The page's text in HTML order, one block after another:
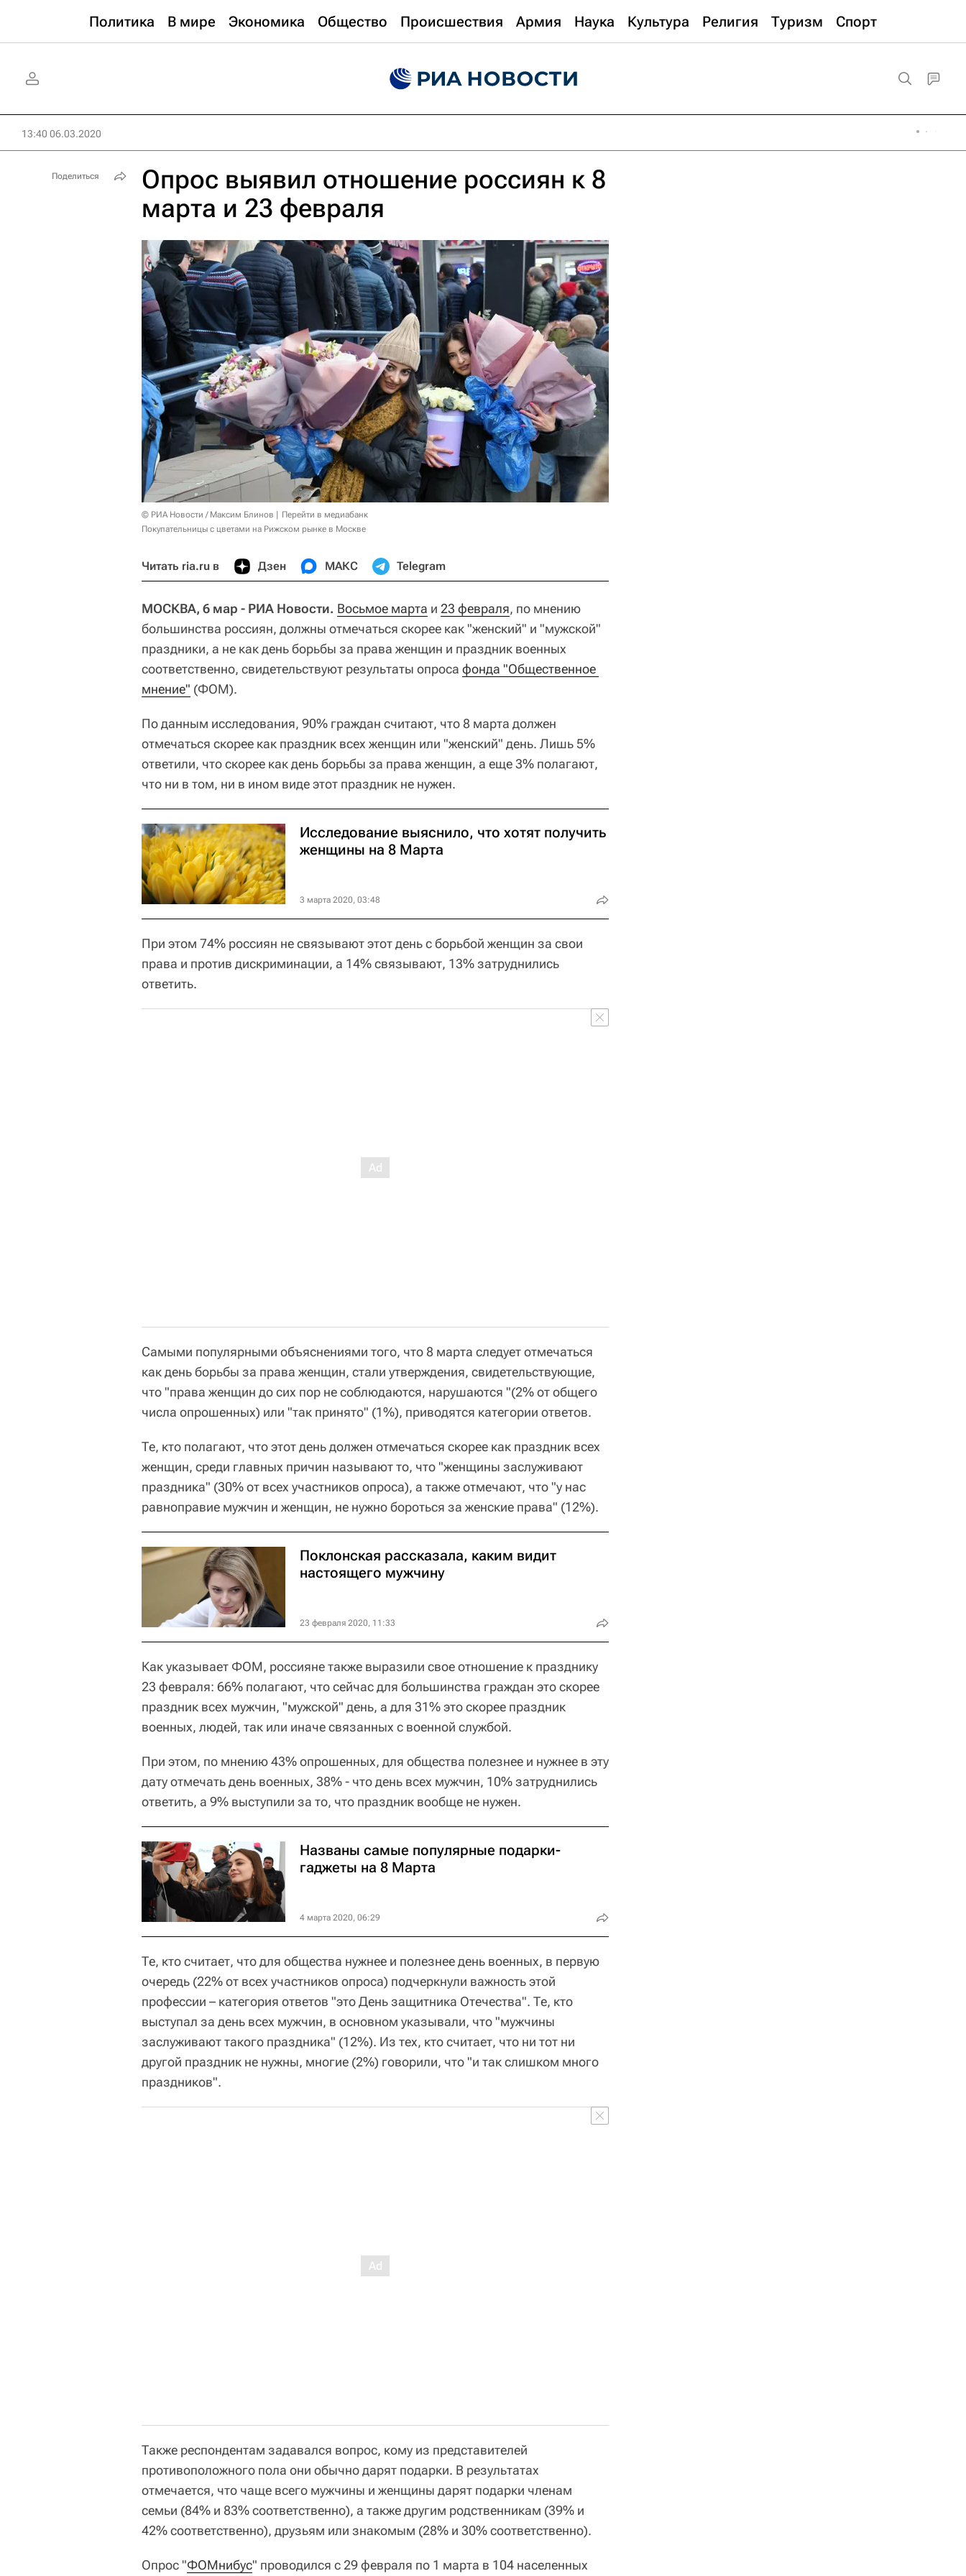
Политика В мире Экономика Общество Происшествия Армия Наука Культура Религия Туризм Спорт
13:40 06.03.2020
Опрос выявил отношение россиян к 8
марта и 23 февраля
© РИА Новости / Максим Блинов
Перейти в медиабанк
Покупательницы с цветами на Рижском рынке в Москве
Читать ria.ru в Дзен МАКС Telegram
МОСКВА, 6 мар - РИА Новости. Восьмое марта и 23 февраля, по мнению
большинства россиян, должны отмечаться скорее как "женский" и "мужской"
праздники, а не как день борьбы за права женщин и праздник военных
соответственно, свидетельствуют результаты опроса фонда "Общественное
мнение" (ФОМ).
По данным исследования, 90% граждан считают, что 8 марта должен
отмечаться скорее как праздник всех женщин или "женский" день. Лишь 5%
ответили, что скорее как день борьбы за права женщин, а еще 3% полагают,
что ни в том, ни в ином виде этот праздник не нужен.
Исследование выяснило, что хотят получить
женщины на 8 Марта
3 марта 2020, 03:48
При этом 74% россиян не связывают этот день с борьбой женщин за свои
права и против дискриминации, а 14% связывают, 13% затруднились
ответить.
Самыми популярными объяснениями того, что 8 марта следует отмечаться
как день борьбы за права женщин, стали утверждения, свидетельствующие,
что "права женщин до сих пор не соблюдаются, нарушаются "(2% от общего
числа опрошенных) или "так принято" (1%), приводятся категории ответов.
Те, кто полагают, что этот день должен отмечаться скорее как праздник всех
женщин, среди главных причин называют то, что "женщины заслуживают
праздника" (30% от всех участников опроса), а также отмечают, что "у нас
равноправие мужчин и женщин, не нужно бороться за женские права" (12%).
Поклонская рассказала, каким видит
настоящего мужчину
23 февраля 2020, 11:33
Как указывает ФОМ, россияне также выразили свое отношение к празднику
23 февраля: 66% полагают, что сейчас для большинства граждан это скорее
праздник всех мужчин, "мужской" день, а для 31% это скорее праздник
военных, людей, так или иначе связанных с военной службой.
При этом, по мнению 43% опрошенных, для общества полезнее и нужнее в эту
дату отмечать день военных, 38% - что день всех мужчин, 10% затруднились
ответить, а 9% выступили за то, что праздник вообще не нужен.
Названы самые популярные подарки-
гаджеты на 8 Марта
4 марта 2020, 06:29
Те, кто считает, что для общества нужнее и полезнее день военных, в первую
очередь (22% от всех участников опроса) подчеркнули важность этой
профессии – категория ответов "это День защитника Отечества". Те, кто
выступал за день всех мужчин, в основном указывали, что "мужчины
заслуживают такого праздника" (12%). Из тех, кто считает, что ни тот ни
другой праздник не нужны, многие (2%) говорили, что "и так слишком много
праздников".
Также респондентам задавался вопрос, кому из представителей
противоположного пола они обычно дарят подарки. В результатах
отмечается, что чаще всего мужчины и женщины дарят подарки членам
семьи (84% и 83% соответственно), а также другим родственникам (39% и
42% соответственно), друзьям или знакомым (28% и 30% соответственно).
Опрос "ФОМнибус" проводился с 29 февраля по 1 марта в 104 населенных
Поделиться